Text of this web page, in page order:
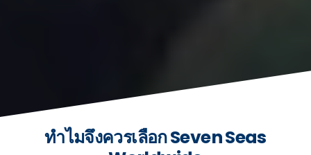
ทำไมจึงควรเลือก Seven Seas